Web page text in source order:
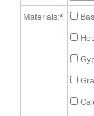
Materials:*